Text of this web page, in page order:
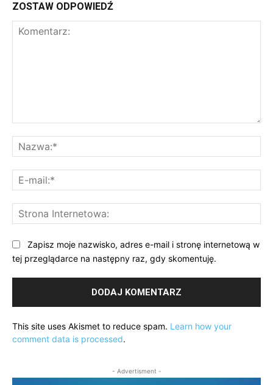
ZOSTAW ODPOWIEDŹ
Zapisz moje nazwisko, adres e-mail i stronę internetową w
tej przeglądarce na następny raz, gdy skomentuję.
This site uses Akismet to reduce spam. Learn how your
comment data is processed.
- Advertisment -